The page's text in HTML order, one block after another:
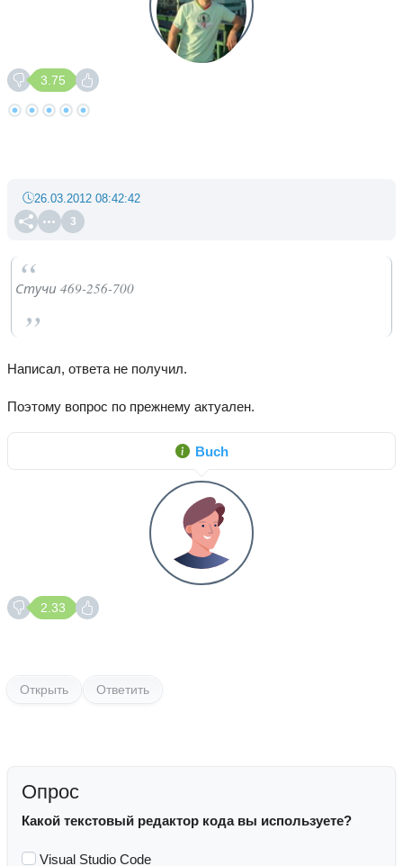
3.75
3
26.03.2012 08:42:42
Стучи 469-256-700
Написал, ответа не получил.
Поэтому вопрос по прежнему актуален.
Buch
2.33
Открыть Ответить
Опрос
Какой текстовый редактор кода вы используете?
Visual Studio Code